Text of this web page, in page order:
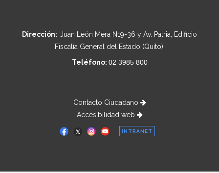
Dirección: Juan León Mera N19-36 y Av. Patria, Edificio
Fiscalía General del Estado (Quito).
Teléfono: 02 3985 800
Contacto Ciudadano
Accesibilidad web
INTRANET